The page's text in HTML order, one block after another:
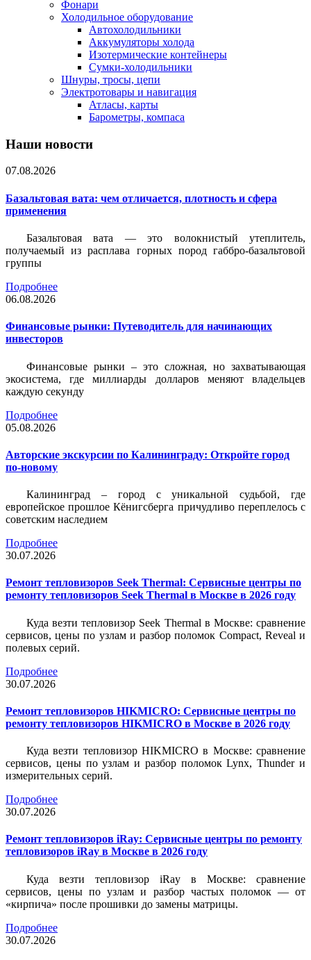
Фонари
Холодильное оборудование
Автохолодильники
Аккумуляторы холода
Изотермические контейнеры
Сумки-холодильники
Шнуры, тросы, цепи
Электротовары и навигация
Атласы, карты
Барометры, компаса
Наши новости
07.08.2026
Базальтовая вата: чем отличается, плотность и сфера
применения
Базальтовая вата — это волокнистый утеплитель,
получаемый из расплава горных пород габбро-базальтовой
группы
Подробнее
06.08.2026
Финансовые рынки: Путеводитель для начинающих
инвесторов
Финансовые рынки – это сложная, но захватывающая
экосистема, где миллиарды долларов меняют владельцев
каждую секунду
Подробнее
05.08.2026
Авторские экскурсии по Калининграду: Откройте город
по-новому
Калининград – город с уникальной судьбой, где
европейское прошлое Кёнигсберга причудливо переплелось с
советским наследием
Подробнее
30.07.2026
Ремонт тепловизоров Seek Thermal: Сервисные центры по
ремонту тепловизоров Seek Thermal в Москве в 2026 году
Куда везти тепловизор Seek Thermal в Москве: сравнение
сервисов, цены по узлам и разбор поломок Compact, Reveal и
полевых серий.
Подробнее
30.07.2026
Ремонт тепловизоров HIKMICRO: Сервисные центры по
ремонту тепловизоров HIKMICRO в Москве в 2026 году
Куда везти тепловизор HIKMICRO в Москве: сравнение
сервисов, цены по узлам и разбор поломок Lynx, Thunder и
измерительных серий.
Подробнее
30.07.2026
Ремонт тепловизоров iRay: Сервисные центры по ремонту
тепловизоров iRay в Москве в 2026 году
Куда везти тепловизор iRay в Москве: сравнение
сервисов, цены по узлам и разбор частых поломок — от
«кирпича» после прошивки до замены матрицы.
Подробнее
30.07.2026